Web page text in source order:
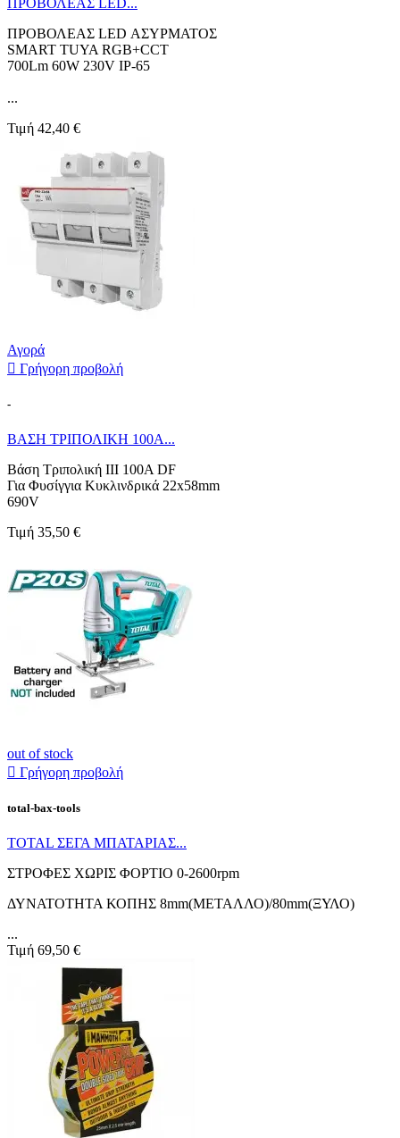
ΠΡΟΒΟΛΕΑΣ LED ΑΣΥΡΜΑΤΟΣ
SMART TUYA RGB+CCT
700Lm 60W 230V IP-65
...
Τιμή 42,40 €
Αγορά
 Γρήγορη προβολή
-
ΒΑΣΗ ΤΡΙΠΟΛΙΚΗ 100Α...
Βάση Τριπολική ΙΙΙ 100A DF
Για Φυσίγγια Κυκλινδρικά 22x58mm
690V
Τιμή 35,50 €
out of stock
 Γρήγορη προβολή
total-bax-tools
TOTAL ΣΕΓΑ ΜΠΑΤΑΡΙΑΣ...
ΣΤΡΟΦΕΣ ΧΩΡΙΣ ΦΟΡΤΙΟ 0-2600rpm
ΔΥΝΑΤΟΤΗΤΑ ΚΟΠΗΣ 8mm(ΜΕΤΑΛΛΟ)/80mm(ΞΥΛΟ)
...
Τιμή 69,50 €